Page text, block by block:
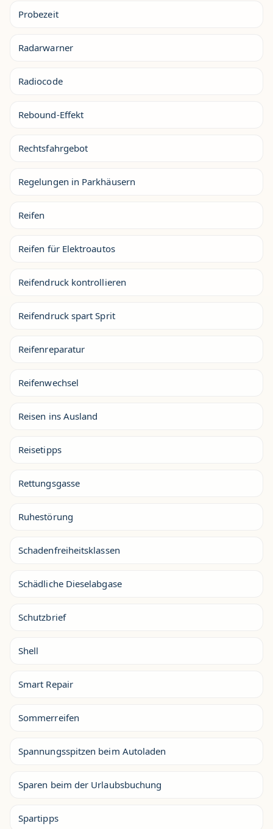
Probezeit
Radarwarner
Radiocode
Rebound-Effekt
Rechtsfahrgebot
Regelungen in Parkhäusern
Reifen
Reifen für Elektroautos
Reifendruck kontrollieren
Reifendruck spart Sprit
Reifenreparatur
Reifenwechsel
Reisen ins Ausland
Reisetipps
Rettungsgasse
Ruhestörung
Schadenfreiheitsklassen
Schädliche Dieselabgase
Schutzbrief
Shell
Smart Repair
Sommerreifen
Spannungsspitzen beim Autoladen
Sparen beim der Urlaubsbuchung
Spartipps